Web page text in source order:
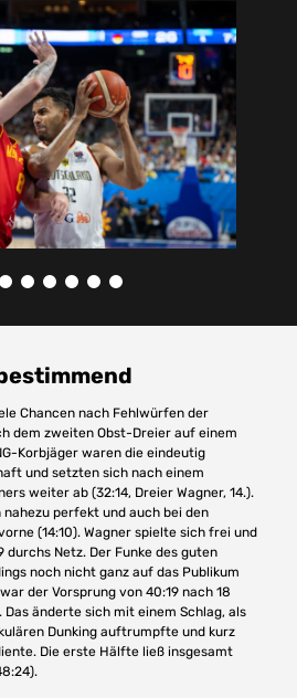
Chancen nach Fehlwürfen der
dem zweiten Obst-Dreier auf einem
Korbjäger waren die eindeutig
und setzten sich nach einem
weiter ab (32:14, Dreier Wagner, 14.).
nahezu perfekt und auch bei den
(14:10). Wagner spielte sich frei und
durchs Netz. Der Funke des guten
noch nicht ganz auf das Publikum
der Vorsprung von 40:19 nach 18
änderte sich mit einem Schlag, als
Dunking auftrumpfte und kurz
Die erste Hälfte ließ insgesamt